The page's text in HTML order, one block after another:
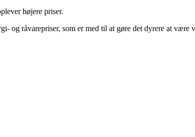
højere priser.
og råvarepriser, som er med til at gøre det dyrere at være